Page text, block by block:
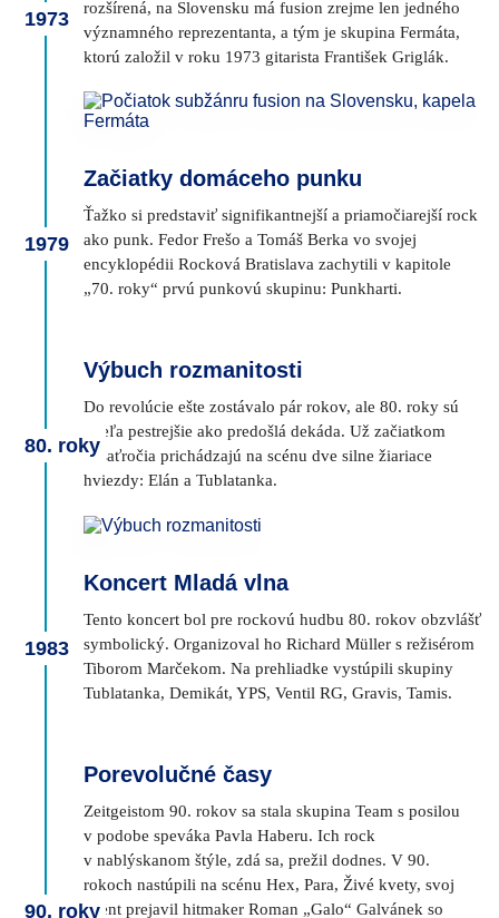
rozšírená, na Slovensku má fusion zrejme len jedného
významného reprezentanta, a tým je skupina Fermáta,
ktorú založil v roku 1973 gitarista František Griglák.
1973
Začiatky domáceho punku
Ťažko si predstaviť signifikantnejší a priamočiarejší rock
ako punk. Fedor Frešo a Tomáš Berka vo svojej
encyklopédii Rocková Bratislava zachytili v kapitole
„70. roky“ prvú punkovú skupinu: Punkharti.
1979
Výbuch rozmanitosti
Do revolúcie ešte zostávalo pár rokov, ale 80. roky sú
oveľa pestrejšie ako predošlá dekáda. Už začiatkom
desaťročia prichádzajú na scénu dve silne žiariace
hviezdy: Elán a Tublatanka.
80. roky
Koncert Mladá vlna
Tento koncert bol pre rockovú hudbu 80. rokov obzvlášť
symbolický. Organizoval ho Richard Müller s režisérom
Tiborom Marčekom. Na prehliadke vystúpili skupiny
Tublatanka, Demikát, YPS, Ventil RG, Gravis, Tamis.
1983
Porevolučné časy
Zeitgeistom 90. rokov sa stala skupina Team s posilou
v podobe speváka Pavla Haberu. Ich rock
v nablýskanom štýle, zdá sa, prežil dodnes. V 90.
rokoch nastúpili na scénu Hex, Para, Živé kvety, svoj
talent prejavil hitmaker Roman „Galo“ Galvánek so
90. roky